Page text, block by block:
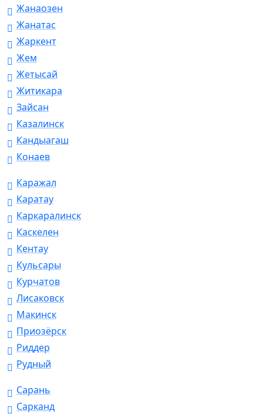
Жанаозен
Жанатас
Жаркент
Жем
Жетысай
Житикара
Зайсан
Казалинск
Кандыагаш
Конаев
Каражал
Каратау
Каркаралинск
Каскелен
Кентау
Кульсары
Курчатов
Лисаковск
Макинск
Приозёрск
Риддер
Рудный
Сарань
Сарканд